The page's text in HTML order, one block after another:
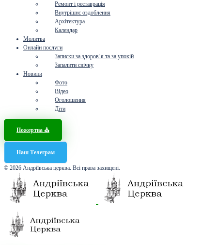
Ремонт і реставрація
Внутрішнє оздоблення
Архітектура
Календар
Молитва
Онлайн послуги
Записки за здоров’я та за упокій
Запалити свічку
Новини
Фото
Відео
Оголошення
Діти
Пожертва ⛪️
Наш Телеграм
© 2026 Андріївська церква. Всі права захищені.